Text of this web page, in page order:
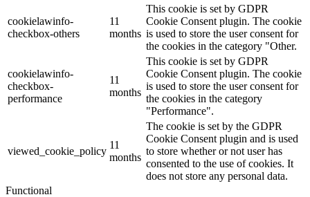
cookielawinfo-
checkbox-others
11
months
This cookie is set by GDPR
Cookie Consent plugin. The cookie
is used to store the user consent for
the cookies in the category "Other.
cookielawinfo-
checkbox-
performance
11
months
This cookie is set by GDPR
Cookie Consent plugin. The cookie
is used to store the user consent for
the cookies in the category
"Performance".
viewed_cookie_policy
11
months
The cookie is set by the GDPR
Cookie Consent plugin and is used
to store whether or not user has
consented to the use of cookies. It
does not store any personal data.
Functional